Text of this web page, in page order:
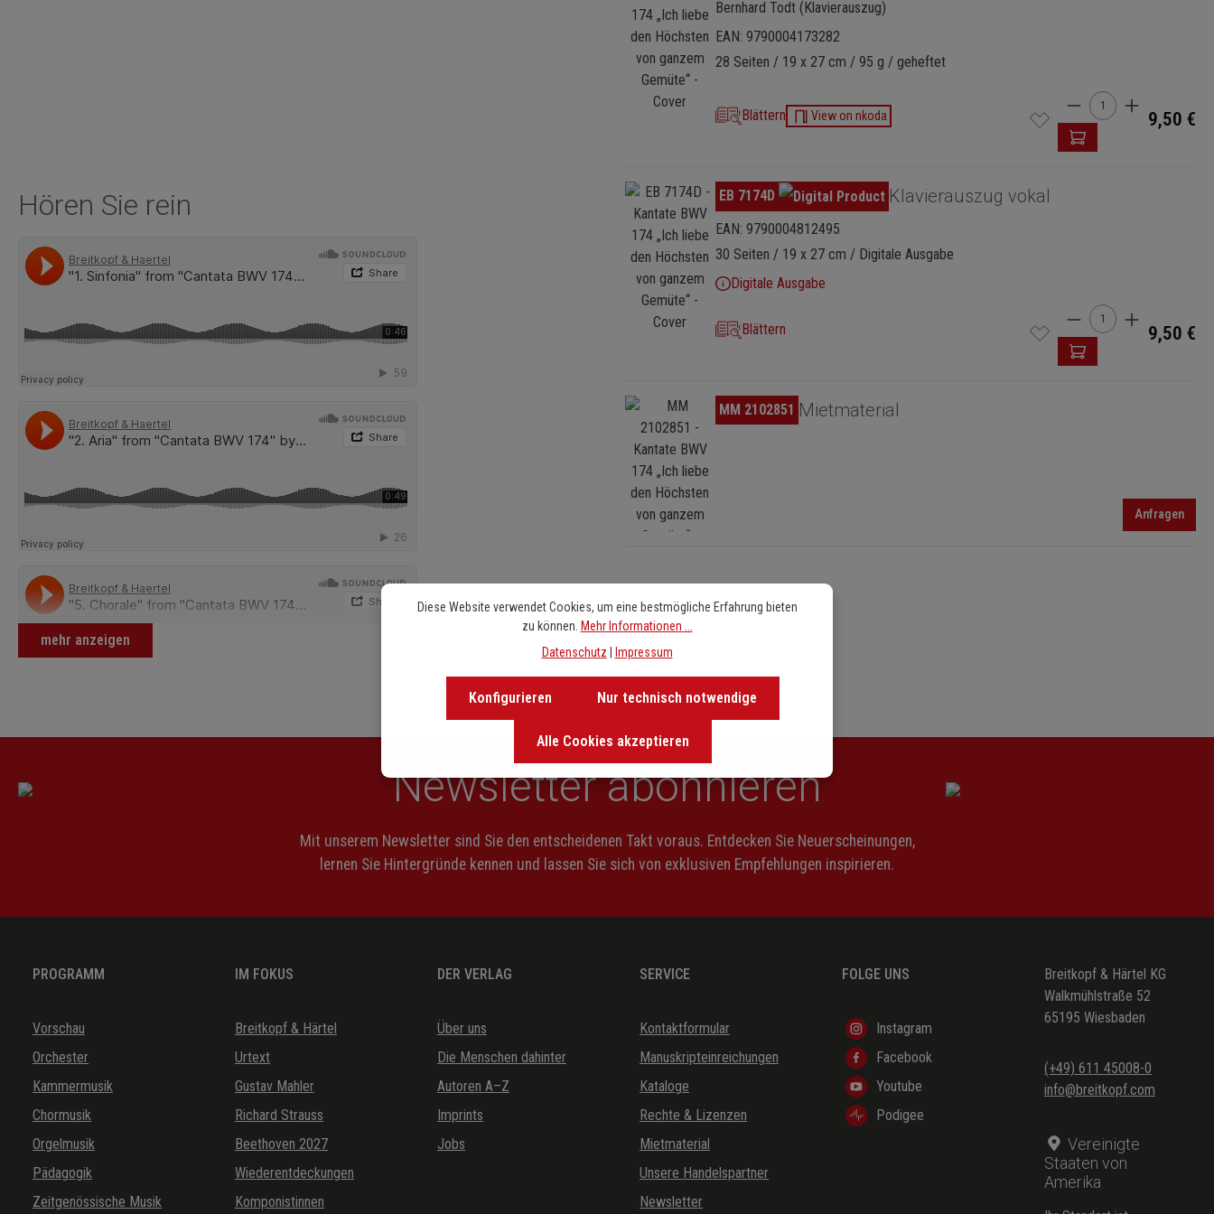
Bernhard Todt (Klavierauszug)
EAN: 9790004173282
28 Seiten / 19 x 27 cm / 95 g / geheftet
Blättern View on nkoda Produkt Anzahl:
9,50 €
Bildergalerie überspringen
EB 7174D Klavierauszug vokal
EAN: 9790004812495
30 Seiten / 19 x 27 cm / Digitale Ausgabe
Digitale Ausgabe
Blättern Produkt Anzahl:
9,50 €
Bildergalerie überspringen
MM 2102851 Mietmaterial
Anfragen
Hören Sie rein
mehr anzeigen
Newsletter abonnieren
Mit unserem Newsletter sind Sie den entscheidenen Takt voraus. Entdecken Sie Neuerscheinungen,
lernen Sie Hintergründe kennen und lassen Sie sich von exklusiven Empfehlungen inspirieren.
PROGRAMM
Vorschau
Orchester
Kammermusik
Chormusik
Orgelmusik
Pädagogik
Zeitgenössische Musik
IM FOKUS
Breitkopf & Härtel
Urtext
Gustav Mahler
Richard Strauss
Beethoven 2027
Wiederentdeckungen
Komponistinnen
DER VERLAG
Über uns
Die Menschen dahinter
Autoren A–Z
Imprints
Jobs
SERVICE
Kontaktformular
Manuskripteinreichungen
Kataloge
Rechte & Lizenzen
Mietmaterial
Unsere Handelspartner
Newsletter
FOLGE UNS
Instagram
Facebook
Youtube
Podigee
Breitkopf & Härtel KG
Walkmühlstraße 52
65195 Wiesbaden
(+49) 611 45008-0
info@breitkopf.com
Vereinigte
Staaten von
Amerika
Diese Website verwendet Cookies, um eine bestmögliche Erfahrung bieten
zu können. Mehr Informationen ...
Datenschutz
Impressum
Nur technisch notwendige
Konfigurieren
Alle Cookies akzeptieren